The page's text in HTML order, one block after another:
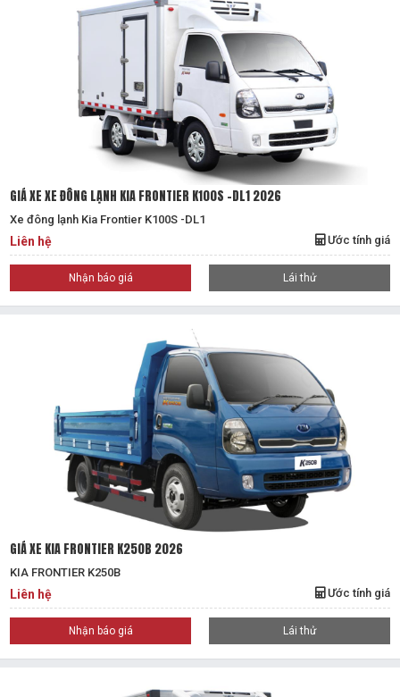
GIÁ XE XE ĐÔNG LẠNH KIA FRONTIER K100S -DL1 2026
Xe đông lạnh Kia Frontier K100S -DL1
Liên hệ Ước tính giá
Nhận báo giá Lái thử
GIÁ XE KIA FRONTIER K250B 2026
KIA FRONTIER K250B
Liên hệ Ước tính giá
Nhận báo giá Lái thử